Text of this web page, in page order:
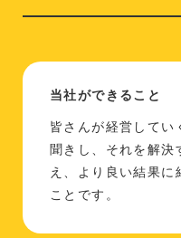
当社ができること
皆さんが経営してい
聞きし、それを解決
え、より良い結果に
ことです。